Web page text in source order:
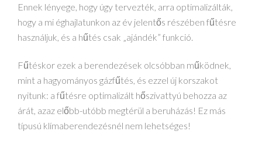
Ennek lényege, hogy úgy tervezték, arra optimalizálták,
hogy a mi éghajlatunkon az év jelentős részében fűtésre
használjuk, és a hűtés csak „ajándék” funkció.
Fűtéskor ezek a berendezések olcsóbban működnek,
mint a hagyományos gázfűtés, és ezzel új korszakot
nyitunk: a fűtésre optimalizált hőszivattyú behozza az
árát, azaz előbb-utóbb megtérül a beruházás! Ez más
típusú klímaberendezésnél nem lehetséges!